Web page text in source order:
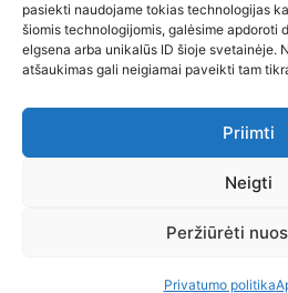
pasiekti naudojame tokias technologijas
šiomis technologijomis, galėsime apdoroti
elgsena arba unikalūs ID šioje svetainėje.
atšaukimas gali neigiamai paveikti tam
Priimti
Neigti
Peržiūrėti
Privatumo politika
Naudojimosi taisyklės –
Kontaktai